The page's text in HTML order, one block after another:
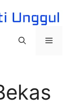
Menu